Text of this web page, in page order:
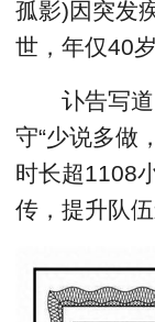
孤影)因突发
世，年仅40岁
讣告写
守“少说多做
时长超1108
传，提升队